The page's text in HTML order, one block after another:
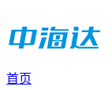
首页